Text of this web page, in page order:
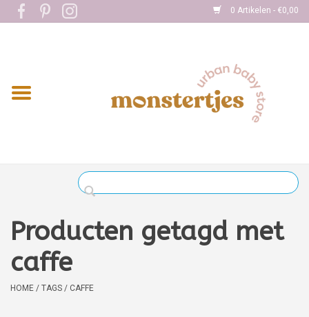
0 Artikelen - €0,00
Home
Kleding
Verzorging
Boekjes
Producten getagd met
caffe
HOME / TAGS / CAFFE